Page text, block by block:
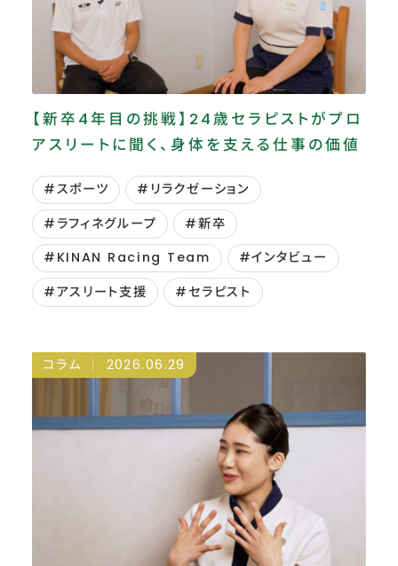
#サヤンサヌール #スーパー銭湯
#デュアルキャリア
#ファイテン株式会社 #ベースアップ
#ボディワークアカデミー
#三段跳 #下肢静脈瘤 #代謝アップ
#冷房冷え #地域振興
#幕張温泉 湯楽の里 ほぐし処 #座談会
#復帰採用 #技術・テクノロジー
#温活グッズ #温活習慣
#生涯現役 #睡眠改善 #秋バテ
#自律神経 #表彰
#運動習慣
【新卒4年目の挑戦】24歳セラピストがプロ
アスリートに聞く、身体を支える仕事の価値
#スポーツ
#リラクゼーション
#ラフィネグループ
#新卒
#KINAN Racing Team
#インタビュー
#アスリート支援
#セラピスト
コラム 2026.06.29